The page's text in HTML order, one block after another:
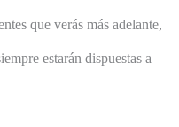
que verás más adelante,
estarán dispuestas a